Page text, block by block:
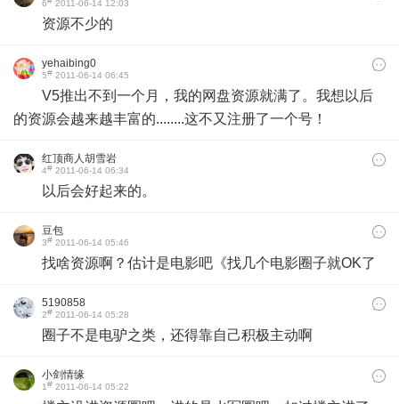
6 2011-06-14 12:03
资源不少的
yehaibing0
5# 2011-06-14 06:45
V5推出不到一个月，我的网盘资源就满了。我想以后
的资源会越来越丰富的........这不又注册了一个号！
红顶商人胡雪岩
4# 2011-06-14 06:34
以后会好起来的。
豆包
3# 2011-06-14 05:46
找啥资源啊？估计是电影吧《找几个电影圈子就OK了
5190858
2# 2011-06-14 05:28
圈子不是电驴之类，还得靠自己积极主动啊
小剑情缘
1# 2011-06-14 05:22